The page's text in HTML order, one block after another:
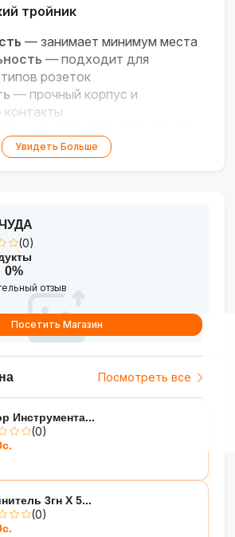
тройник
— занимает минимум места
— подходит для
розеток
— прочный корпус и
контакты
Увидеть Больше
Посмотреть все
Инструмента...
(0)
3гн Х 5...
(0)
(0)
0%
отзыв
Посетить Магазин